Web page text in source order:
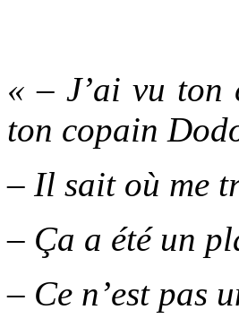
« – J’ai vu ton
ton copain
– Il sait où me
– Ça a été un
– Ce n’est pas